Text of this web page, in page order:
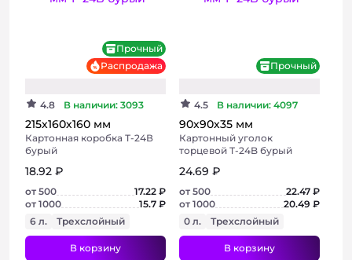
Прочный
Распродажа
4.8 В наличии: 3093
215х160х160 мм
Картонная коробка Т-24В
бурый
18.92 ₽
от 500
17.22 ₽
от 1000
15.7 ₽
6 л.
Трехслойный
В корзину
Прочный
4.5 В наличии: 4097
90х90х35 мм
Картонный уголок
торцевой Т-24B бурый
24.69 ₽
от 500
22.47 ₽
от 1000
20.49 ₽
0 л.
Трехслойный
В корзину